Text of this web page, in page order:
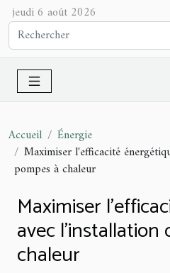
jeudi 6 août 2026
Accueil
Énergie
Maximiser l'efficacité
pompes à chaleur
Maximiser
avec l'installation
chaleur